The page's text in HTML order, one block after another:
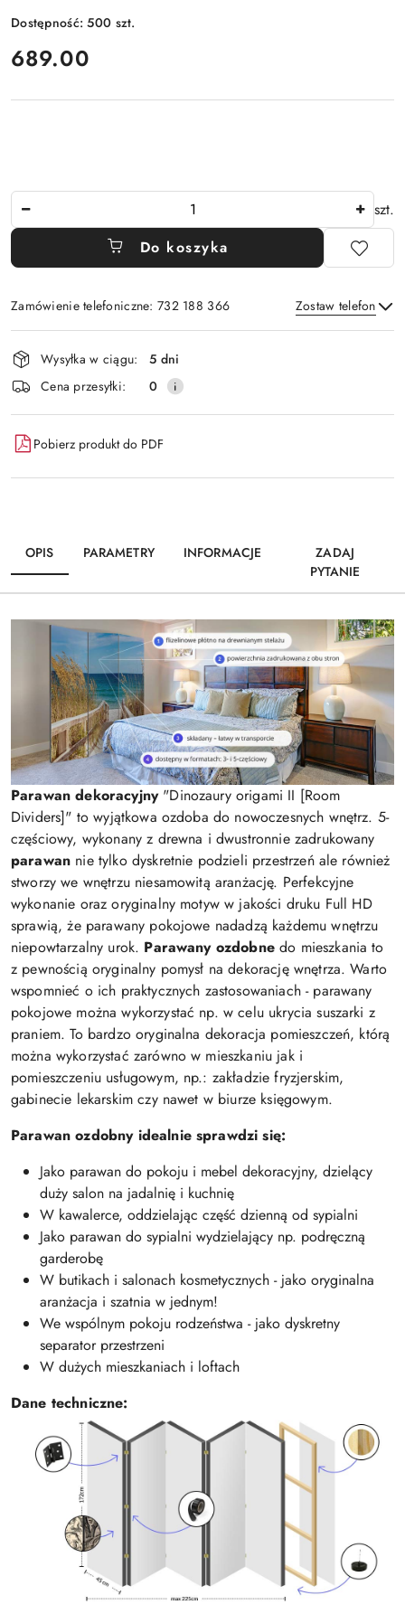
Dostępność:500 szt.
cena:
689.00
szt.
Do koszyka
Zamówienie telefoniczne: 732 188 366 Zostaw telefon
Wyślij
Dostępność
i
dostawa
Wysyłka w ciągu:
5 dni
Cena przesyłki:
0
Pobierz produkt do PDF
OPIS PARAMETRY INFORMACJE
ZADAJ
PYTANIE
Parawan dekoracyjny"Dinozaury origami II [Room
Dividers]" to wyjątkowa ozdoba do nowoczesnych wnętrz. 5-
częściowy, wykonany z drewna i dwustronnie zadrukowany
parawan nie tylko dyskretnie podzieli przestrzeń ale również
stworzy we wnętrzu niesamowitą aranżację. Perfekcyjne
wykonanie oraz oryginalny motyw w jakości druku Full HD
sprawią, że parawany pokojowe nadadzą każdemu wnętrzu
niepowtarzalny urok. Parawany ozdobnedo mieszkania to
z pewnością oryginalny pomysł na dekorację wnętrza. Warto
wspomnieć o ich praktycznych zastosowaniach - parawany
pokojowe można wykorzystać np. w celu ukrycia suszarki z
praniem. To bardzo oryginalna dekoracja pomieszczeń, którą
można wykorzystać zarówno w mieszkaniu jak i
pomieszczeniu usługowym, np.: zakładzie fryzjerskim,
gabinecie lekarskim czy nawet w biurze księgowym.
Parawan ozdobny idealnie sprawdzi się:
Jako parawan do pokoju i mebel dekoracyjny, dzielący
duży salon na jadalnię i kuchnię
W kawalerce, oddzielając część dzienną od sypialni
Jako parawan do sypialni wydzielający np. podręczną
garderobę
W butikach i salonach kosmetycznych - jako oryginalna
aranżacja i szatnia w jednym!
We wspólnym pokoju rodzeństwa - jako dyskretny
separator przestrzeni
W dużych mieszkaniach i loftach
Dane techniczne: